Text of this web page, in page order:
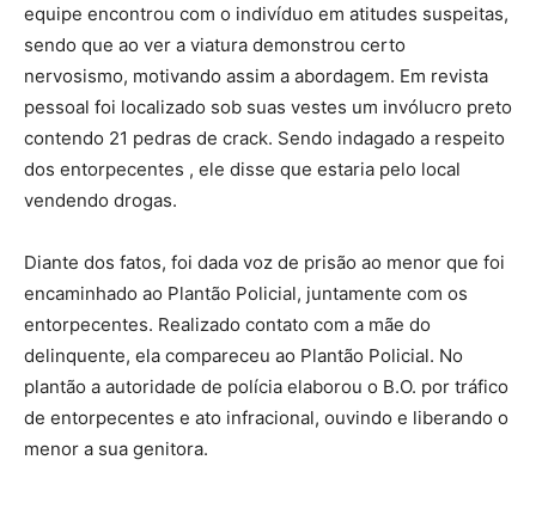
equipe encontrou com o indivíduo em atitudes suspeitas,
sendo que ao ver a viatura demonstrou certo
nervosismo, motivando assim a abordagem. Em revista
pessoal foi localizado sob suas vestes um invólucro preto
contendo 21 pedras de crack. Sendo indagado a respeito
dos entorpecentes , ele disse que estaria pelo local
vendendo drogas.
Diante dos fatos, foi dada voz de prisão ao menor que foi
encaminhado ao Plantão Policial, juntamente com os
entorpecentes. Realizado contato com a mãe do
delinquente, ela compareceu ao Plantão Policial. No
plantão a autoridade de polícia elaborou o B.O. por tráfico
de entorpecentes e ato infracional, ouvindo e liberando o
menor a sua genitora.